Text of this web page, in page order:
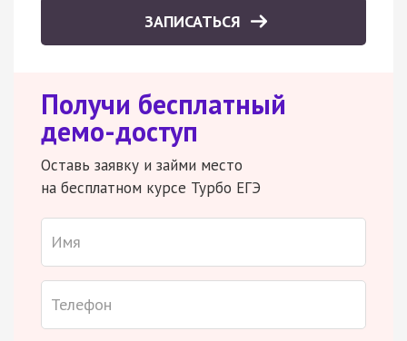
ЗАПИСАТЬСЯ
Получи бесплатный
демо-доступ
Оставь заявку и займи место
на бесплатном курсе Турбо ЕГЭ